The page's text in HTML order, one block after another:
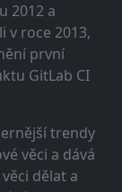
2012 a
v roce 2013,
první
GitLab CI
trendy
věci a dává
dělat a